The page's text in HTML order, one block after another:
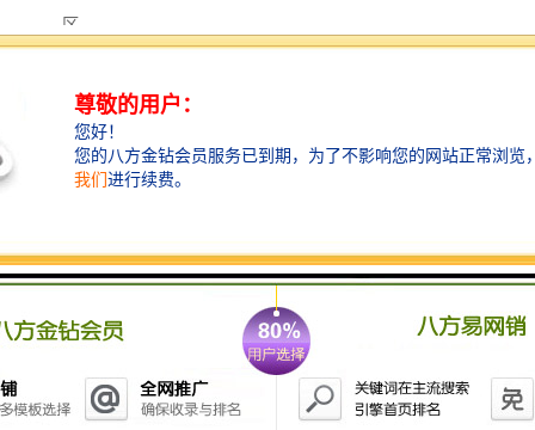
区。
道或长期施工项目，能够承受恶劣天气条件并保持稳
定。
在选型过程中，项目管理者应首先评估工程的具体需
理想选择；而对于需要减少噪音和粉尘外泄的敏感区
域，复合围挡的优势更为明显。
同时，还需考虑当地的气候条件，如风力较大的地区应
优先选择结构稳固的围挡类型，以确保其长期使用的可
靠性。